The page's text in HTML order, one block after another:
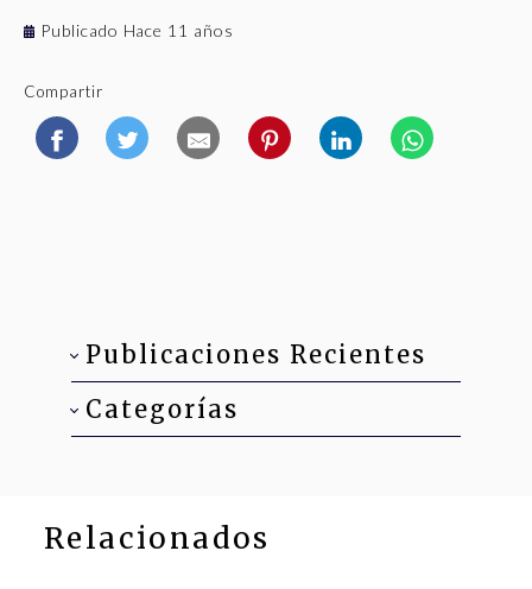
Publicado Hace 11 años
Compartir
Publicaciones Recientes
Categorías
Relacionados